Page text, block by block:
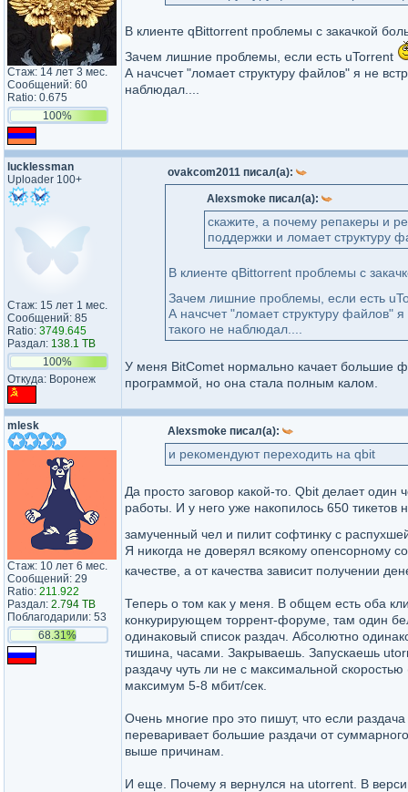
Стаж: 14 лет 3 мес.
Сообщений: 60
Ratio: 0.675
100%
В клиенте qBittorrent проблемы с закачкой
Зачем лишние проблемы, если есть uTorrent
А начсчет "ломает структуру файлов" я не
наблюдал....
lucklessman
Uploader 100+
Стаж: 15 лет 1 мес.
Сообщений: 85
Ratio: 3749.645
Раздал: 138.1 TB
100%
Откуда: Воронеж
ovakcom2011 писал(а):
Alexsmoke писал(а):
скажите, а почему репакеры и
поддержки и ломает структуру
В клиенте qBittorrent проблемы с
Зачем лишние проблемы, если есть
А начсчет "ломает структуру файлов"
такого не наблюдал....
У меня BitComet нормально качает большие
программой, но она стала полным калом.
mlesk
Стаж: 10 лет 6 мес.
Сообщений: 29
Ratio: 211.922
Раздал: 2.794 TB
Поблагодарили: 53
68.31%
Alexsmoke писал(а):
и рекомендуют переходить на qbit
Да просто заговор какой-то. Qbit делает
работы. И у него уже накопилось 650 тикетов
замученный чел и пилит софтинку с
Я никогда не доверял всякому опенсорному
качестве, а от качества зависит получении
Теперь о том как у меня. В общем есть оба
конкурирующем торрент-форуме, там один
одинаковый список раздач. Абсолютно
тишина, часами. Закрываешь. Запускаешь
раздачу чуть ли не с максимальной
максимум 5-8 мбит/сек.
Очень многие про это пишут, что если
переваривает большие раздачи от
выше причинам.
И еще. Почему я вернулся на utorrent. В